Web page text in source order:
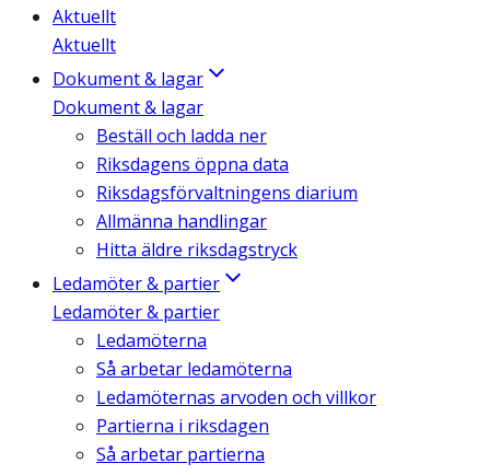
Aktuellt
Aktuellt
Dokument & lagar
Dokument & lagar
Beställ och ladda ner
Riksdagens öppna data
Riksdagsförvaltningens diarium
Allmänna handlingar
Hitta äldre riksdagstryck
Ledamöter & partier
Ledamöter & partier
Ledamöterna
Så arbetar ledamöterna
Ledamöternas arvoden och villkor
Partierna i riksdagen
Så arbetar partierna